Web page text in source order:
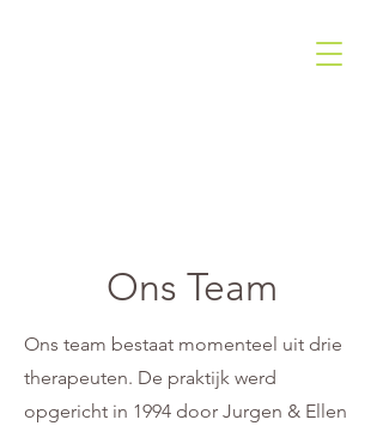
Ons Team
Ons team bestaat momenteel uit drie
therapeuten. De praktijk werd
opgericht in 1994 door Jurgen & Ellen